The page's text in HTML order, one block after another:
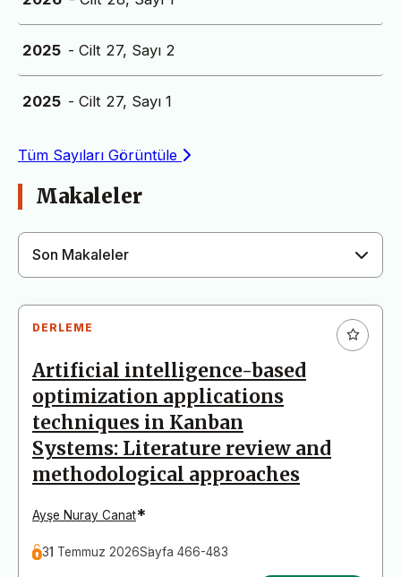
2025 - Cilt 27, Sayı 2
2025 - Cilt 27, Sayı 1
Tüm Sayıları Görüntüle
Makaleler
Son Makaleler
DERLEME
Artificial intelligence-based
optimization applications
techniques in Kanban
Systems: Literature review and
methodological approaches
Ayşe Nuray Canat*
31 Temmuz 2026Sayfa 466-483